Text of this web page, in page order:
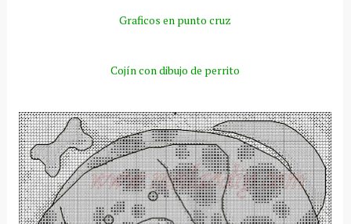
Graficos en punto cruz
Cojín con dibujo de perrito